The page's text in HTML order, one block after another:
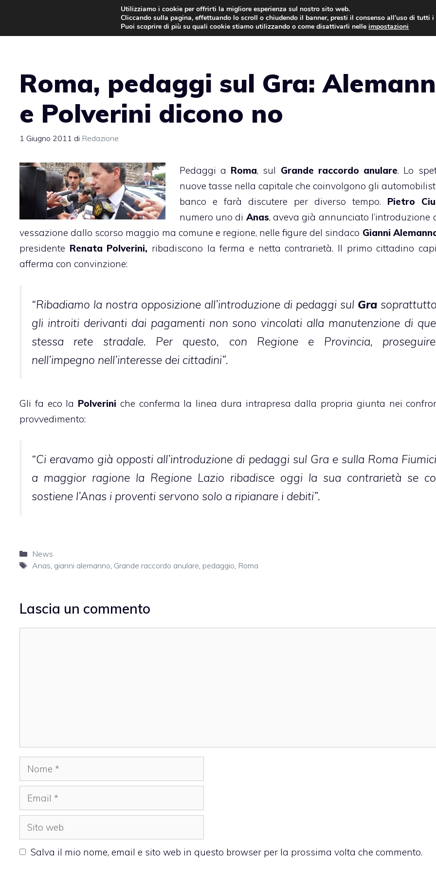
contenuto
AUTO NEWS
Roma, pedaggi sul Gra:
e Polverini dicono no
1 Giugno 2011 di Redazione
Pedaggi a Roma, sul Grande raccordo anulare. Lo
nuove tasse nella capitale che coinvolgono gli
banco e farà discutere per diverso tempo. Pietro
numero uno di Anas, aveva già annunciato l’introduzione
vessazione dallo scorso maggio ma comune e regione, nelle figure del sindaco Gianni
presidente Renata Polverini, ribadiscono la ferma e netta contrarietà. Il primo cittadino
afferma con convinzione:
“Ribadiamo la nostra opposizione all’introduzione di pedaggi sul Gra
gli introiti derivanti dai pagamenti non sono vincolati alla manutenzione di
stessa rete stradale. Per questo, con Regione e Provincia,
nell’impegno nell’interesse dei cittadini”.
Gli fa eco la Polverini che conferma la linea dura intrapresa dalla propria giunta nei
provvedimento:
“Ci eravamo già opposti all’introduzione di pedaggi sul Gra e sulla Roma
a maggior ragione la Regione Lazio ribadisce oggi la sua contrarietà se
sostiene l’Anas i proventi servono solo a ripianare i debiti”.
Categorie
News
Tag
Anas gianni alemanno Grande raccordo anulare pedaggio Roma
Lascia un commento
Nome
Email
Sito
web
Salva il mio nome, email e sito web in questo browser per la prossima volta che commento.
Utilizziamo i cookie per offrirti la migliore esperienza sul nostro sito web.
Cliccando sulla pagina, effettuando lo scroll o chiudendo il banner, presti il consenso all’uso di tutti i
Puoi scoprire di più su quali cookie stiamo utilizzando o come disattivarli nelleimpostazioni